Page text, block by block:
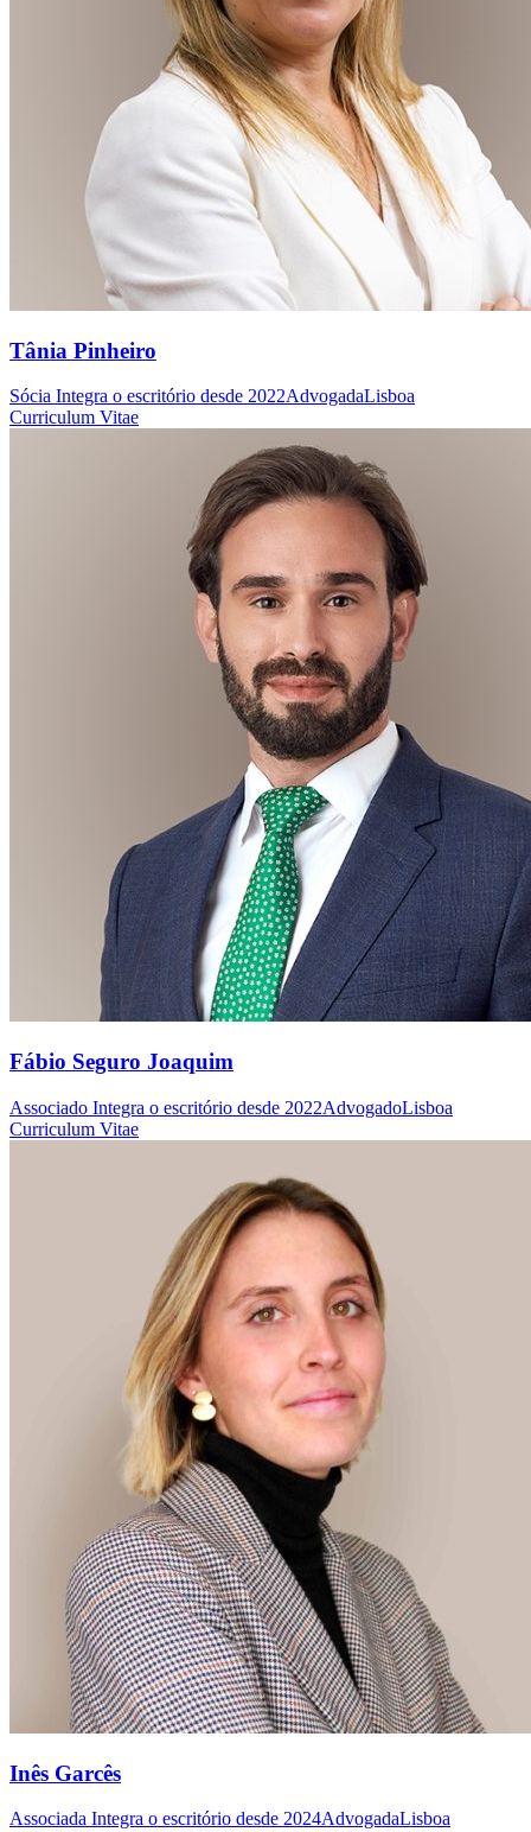
Tânia Pinheiro
Sócia Integra o escritório desde 2022AdvogadaLisboa
Curriculum Vitae
Fábio Seguro Joaquim
Associado Integra o escritório desde 2022AdvogadoLisboa
Curriculum Vitae
Inês Garcês
Associada Integra o escritório desde 2024AdvogadaLisboa